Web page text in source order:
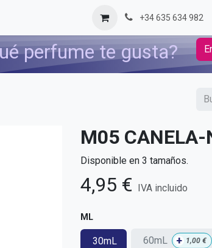
+34 635 634 982
perfume te gusta?
M05
Disponible en 3 tamaños.
4,95 € IVA incluido
ML
30mL 60mL + 1,00 €